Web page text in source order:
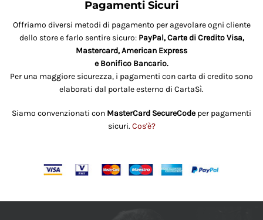
Pagamenti Sicuri
Offriamo diversi metodi di pagamento per agevolare ogni cliente
dello store e farlo sentire sicuro: PayPal, Carte di Credito Visa,
Mastercard, American Express
e Bonifico Bancario.
Per una maggiore sicurezza, i pagamenti con carta di credito sono
elaborati dal portale esterno di CartaSì.
Siamo convenzionati con MasterCard SecureCode per pagamenti
sicuri. Cos'è?